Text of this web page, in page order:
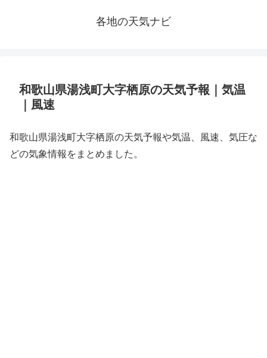
各地の天気ナビ
和歌山県湯浅町大字栖原の天気予報｜気温
｜風速
和歌山県湯浅町大字栖原の天気予報や気温、風速、気圧な
どの気象情報をまとめました。